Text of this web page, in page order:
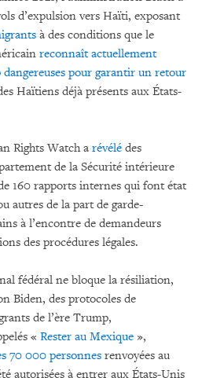
d’expulsion vers Haïti, exposant
à des conditions que le
reconnaît actuellement
pour garantir un retour
Haïtiens déjà présents aux États-
Rights Watch a révélé des
de la Sécurité intérieure
160 rapports internes qui font état
autres de la part de garde-
à l’encontre de demandeurs
des procédures légales.
fédéral ne bloque la résiliation,
Biden, des protocoles de
de l’ère Trump,
« Rester au Mexique »,
70 000 personnes renvoyées au
autorisées à entrer aux États-Unis